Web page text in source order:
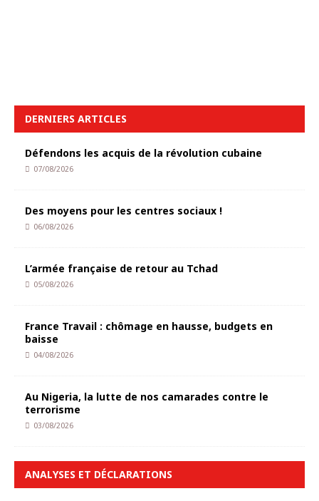
DERNIERS ARTICLES
Défendons les acquis de la révolution cubaine
07/08/2026
Des moyens pour les centres sociaux !
06/08/2026
L’armée française de retour au Tchad
05/08/2026
France Travail : chômage en hausse, budgets en
baisse
04/08/2026
Au Nigeria, la lutte de nos camarades contre le
terrorisme
03/08/2026
ANALYSES ET DÉCLARATIONS